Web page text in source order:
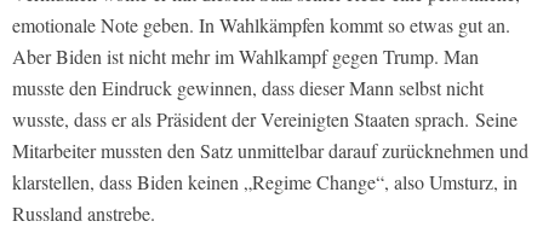
emotionale Note geben. In Wahlkämpfen kommt so etwas gut an.
Aber Biden ist nicht mehr im Wahlkampf gegen Trump. Man
musste den Eindruck gewinnen, dass dieser Mann selbst nicht
wusste, dass er als Präsident der Vereinigten Staaten sprach. Seine
Mitarbeiter mussten den Satz unmittelbar darauf zurücknehmen und
klarstellen, dass Biden keinen „Regime Change“, also Umsturz, in
Russland anstrebe.